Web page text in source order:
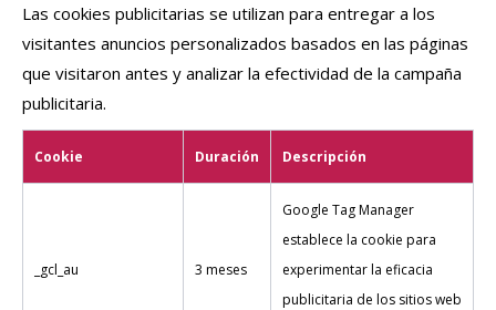
Las cookies publicitarias se utilizan para entregar a los
visitantes anuncios personalizados basados ​​en las páginas
que visitaron antes y analizar la efectividad de la campaña
publicitaria.
Cookie Duración Descripción
_gcl_au 3 meses
Google Tag Manager
establece la cookie para
experimentar la eficacia
publicitaria de los sitios web